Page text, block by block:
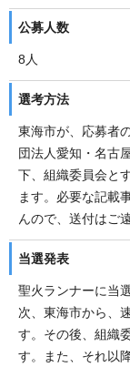
公募人数
8人
選考方法
東海市が、応募者
団法人愛知・名古
下、組織委員会と
ます。必要な記載
んので、送付はご
当選発表
聖火ランナーに当
次、東海市から、
す。その後、組織
す。また、それ以